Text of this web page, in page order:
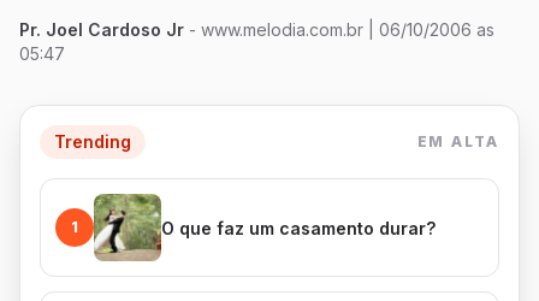
Pr. Joel Cardoso Jr - www.melodia.com.br
| 06/10/2006 as
05:47
Trending EM ALTA
1 O que faz um casamento durar?